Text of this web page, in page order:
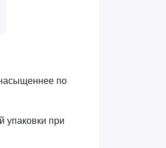
по
упаковки при